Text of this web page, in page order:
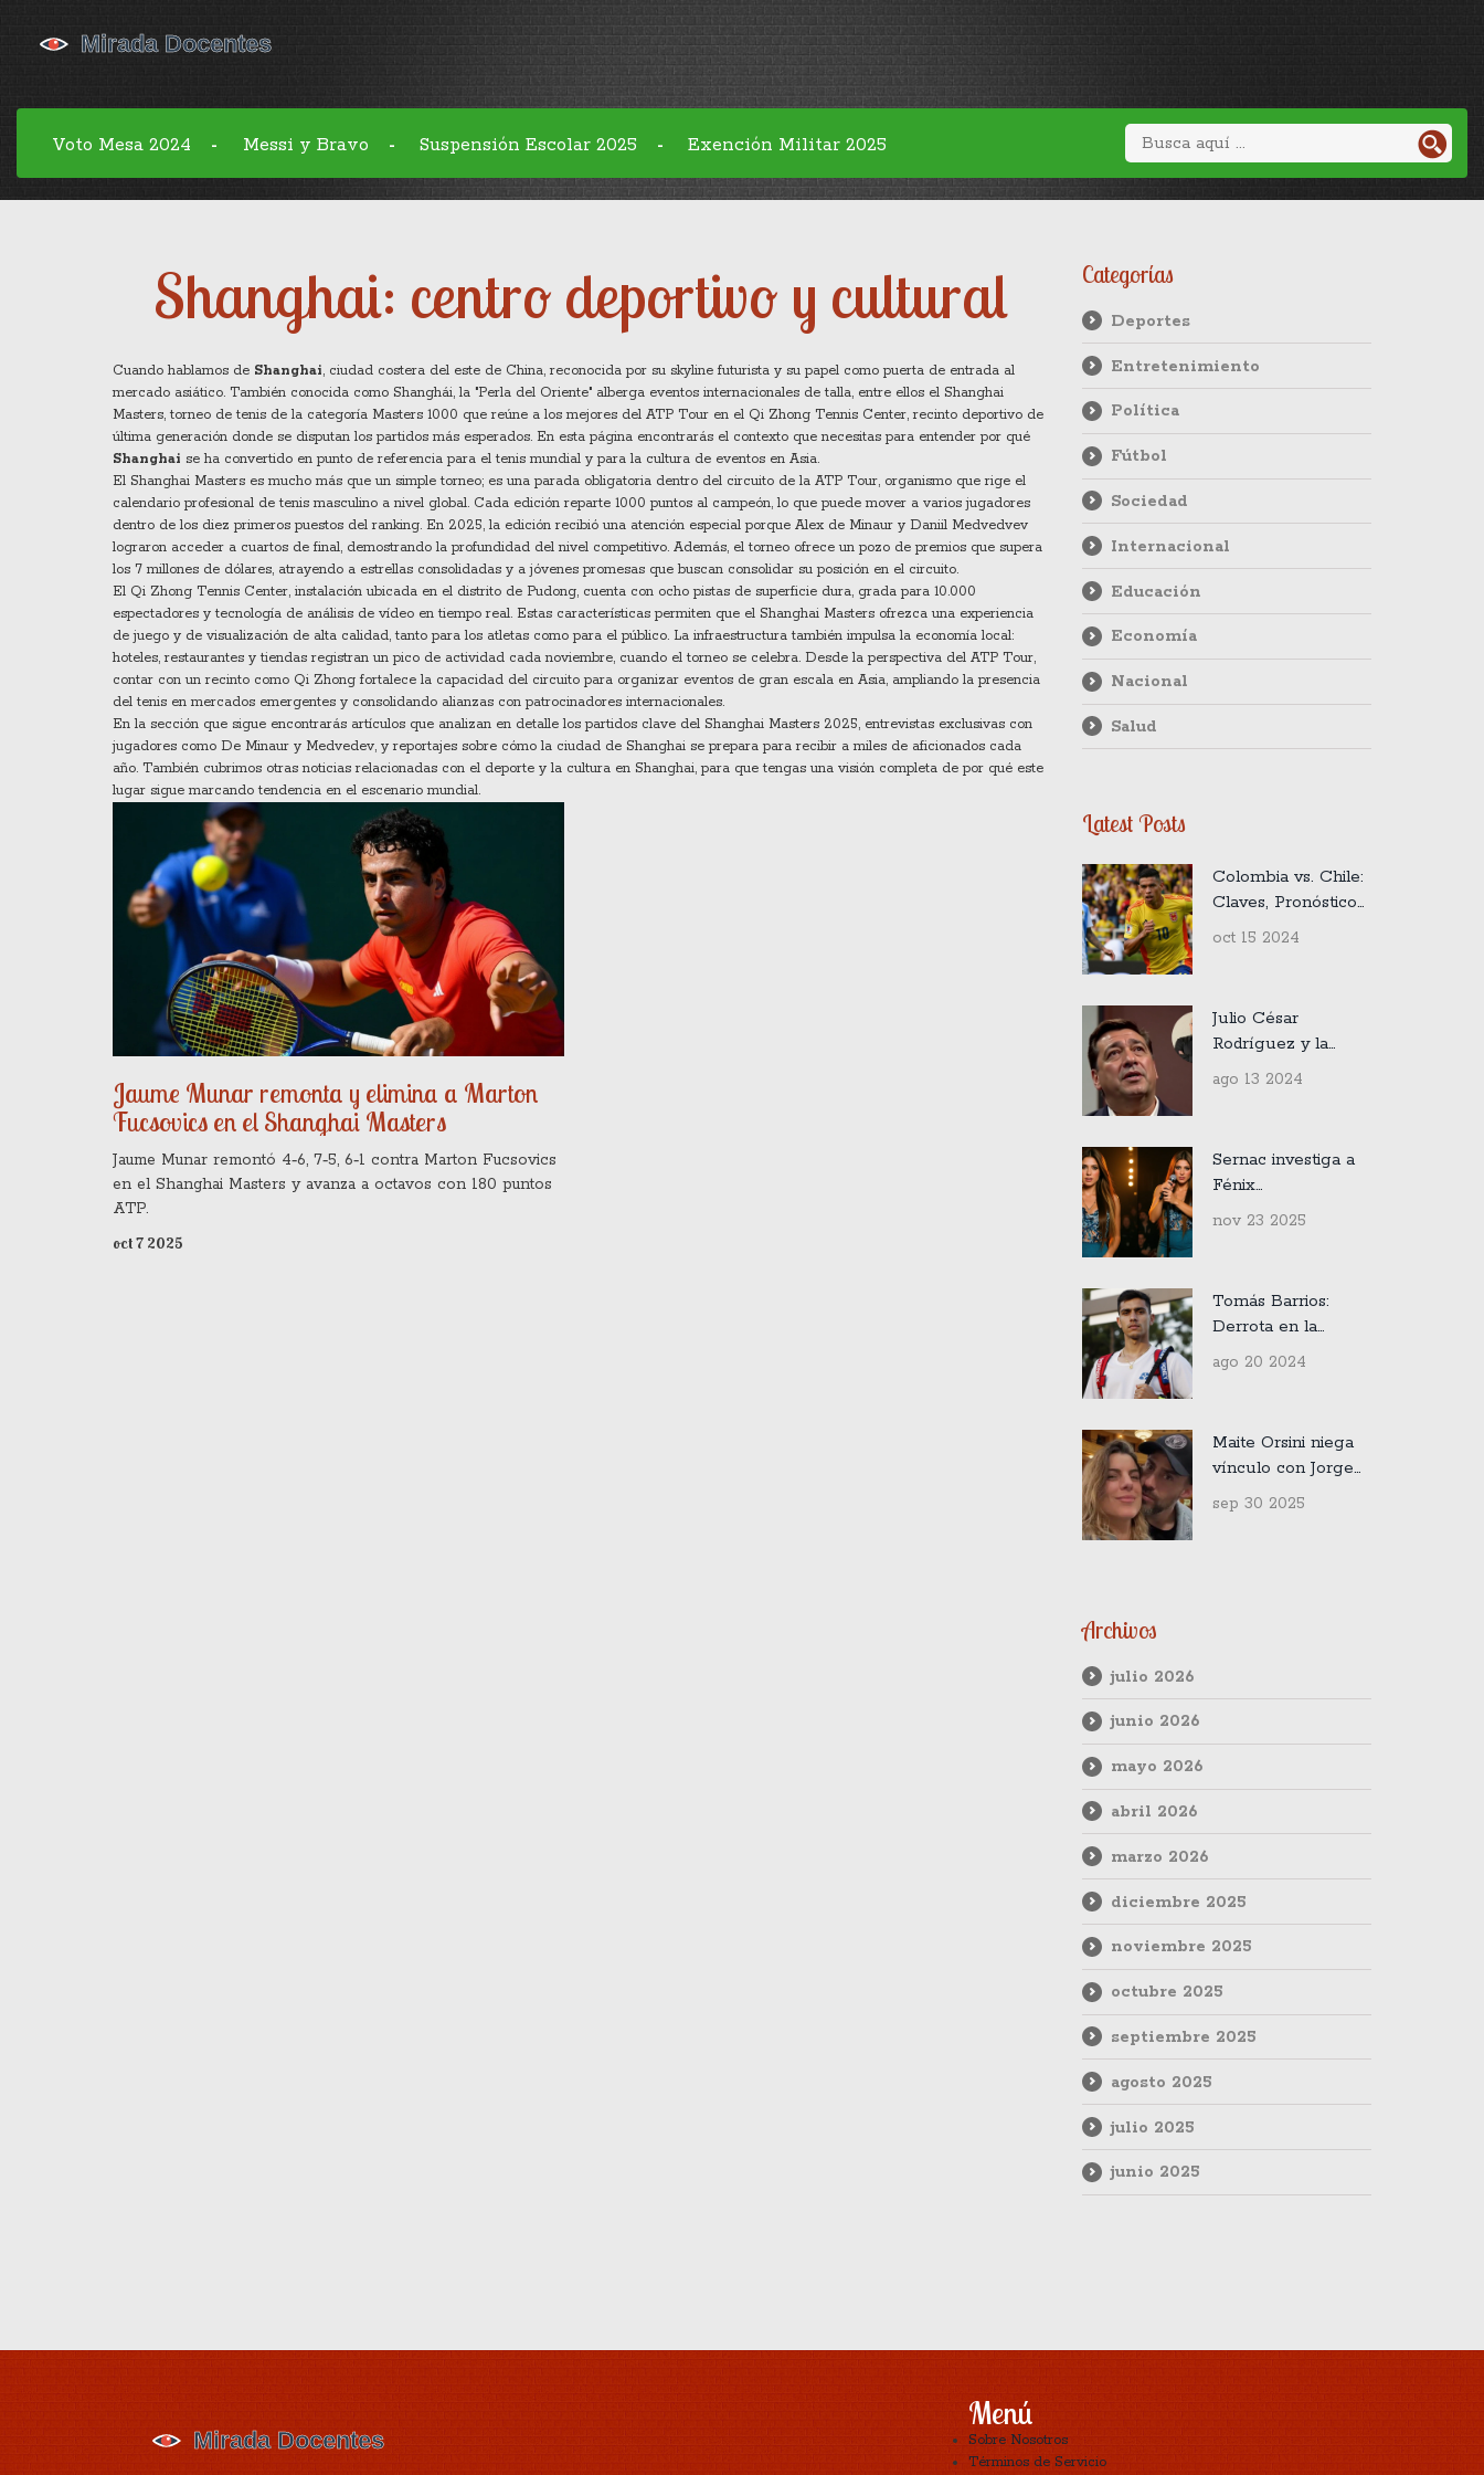
Voto Mesa 2024 - Messi y Bravo - Suspensión Escolar 2025 - Exención Militar 2025
Shanghai: centro deportivo y cultural
Cuando hablamos de Shanghai, ciudad costera del este de China, reconocida por su skyline futurista y su papel como puerta de entrada al
mercado asiático. También conocida como Shanghái, la "Perla del Oriente" alberga eventos internacionales de talla, entre ellos el Shanghai
Masters,torneo de tenis de la categoría Masters 1000 que reúne a los mejores del ATP Tour en el Qi Zhong Tennis Center,recinto deportivo de
última generación donde se disputan los partidos más esperados. En esta página encontrarás el contexto que necesitas para entender por qué
Shanghai se ha convertido en punto de referencia para el tenis mundial y para la cultura de eventos en Asia.
El Shanghai Masters es mucho más que un simple torneo; es una parada obligatoria dentro del circuito de la ATP Tour, organismo que rige el
calendario profesional de tenis masculino a nivel global. Cada edición reparte 1000 puntos al campeón, lo que puede mover a varios jugadores
dentro de los diez primeros puestos del ranking. En 2025, la edición recibió una atención especial porque Alex de Minaur y Daniil Medvedv​ev
lograron acceder a cuartos de final, demostrando la profundidad del nivel competitivo. Además, el torneo ofrece un pozo de premios que supera
los 7 millones de dólares, atrayendo a estrellas consolidadas y a jóvenes promesas que buscan consolidar su posición en el circuito.
El Qi Zhong Tennis Center, instalación ubicada en el distrito de Pudong, cuenta con ocho pistas de superficie dura, grada para 10.000
espectadores y tecnología de análisis de vídeo en tiempo real. Estas características permiten que el Shanghai Masters ofrezca una experiencia
de juego y de visualización de alta calidad, tanto para los atletas como para el público. La infraestructura también impulsa la economía local:
hoteles, restaurantes y tiendas registran un pico de actividad cada noviembre, cuando el torneo se celebra. Desde la perspectiva del ATP Tour,
contar con un recinto como Qi Zhong fortalece la capacidad del circuito para organizar eventos de gran escala en Asia, ampliando la presencia
del tenis en mercados emergentes y consolidando alianzas con patrocinadores internacionales.
En la sección que sigue encontrarás artículos que analizan en detalle los partidos clave del Shanghai Masters 2025, entrevistas exclusivas con
jugadores como De Minaur y Medvedev, y reportajes sobre cómo la ciudad de Shanghai se prepara para recibir a miles de aficionados cada
año. También cubrimos otras noticias relacionadas con el deporte y la cultura en Shanghai, para que tengas una visión completa de por qué este
lugar sigue marcando tendencia en el escenario mundial.
Jaume Munar remonta y elimina a Marton
Fucsovics en el Shanghai Masters
Jaume Munar remontó 4‑6, 7‑5, 6‑1 contra Marton Fucsovics
en el Shanghai Masters y avanza a octavos con 180 puntos
ATP.
oct 7 2025
Categorías
Deportes
Entretenimiento
Política
Fútbol
Sociedad
Internacional
Educación
Economía
Nacional
Salud
Latest Posts
Colombia vs. Chile:
Claves, Pronósticos
y Análisis del
oct 15 2024
Julio César
Rodríguez y la
inolvidable anécdota
con Antonio
Bolocco
ago 13 2024
Sernac investiga a
Fénix
Entertainment y
Shakira en Santiago
nov 23 2025
Tomás Barrios:
Derrota en la
Primera Ronda de
las Clasificatorias
ago 20 2024
Maite Orsini niega
vínculo con Jorge
Valdivia tras video
del mercado
sep 30 2025
Archivos
julio 2026
junio 2026
mayo 2026
abril 2026
marzo 2026
diciembre 2025
noviembre 2025
octubre 2025
septiembre 2025
agosto 2025
julio 2025
junio 2025
Menú
Sobre Nosotros
Términos de Servicio